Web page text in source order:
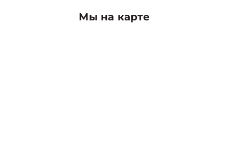
Мы на карте